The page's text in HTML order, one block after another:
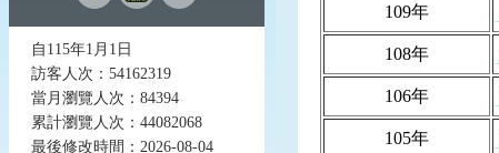
自115年1月1日
訪客人次：54162319
當月瀏覽人次：84394
累計瀏覽人次：44082068
最後修改時間：2026-08-04
109年
108年
106年
105年